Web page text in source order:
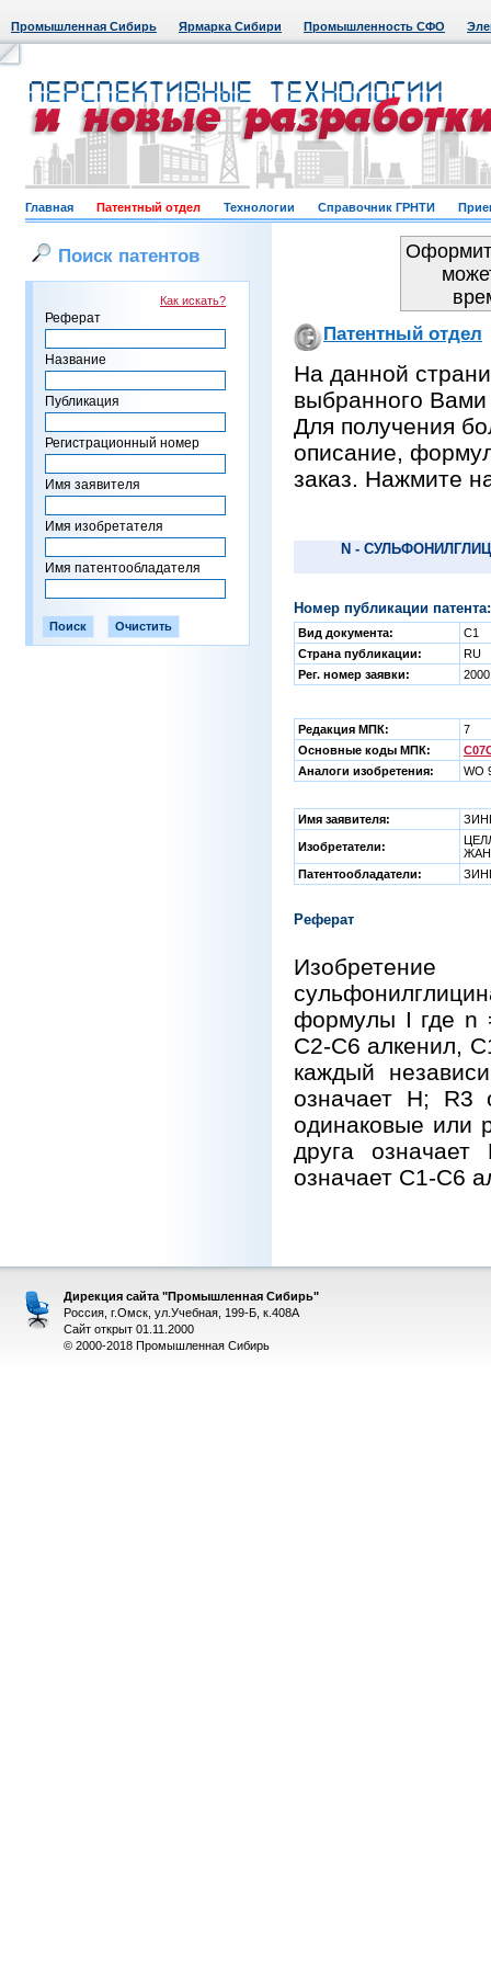
Промышленная Сибирь Ярмарка Сибири Промышленность СФО
Главная Патентный отдел Технологии Справочник ГРНТИ
Поиск патентов
Как искать?
Реферат
Название
Публикация
Регистрационный номер
Имя заявителя
Имя изобретателя
Имя патентообладателя
Патентный отдел
На данной
выбранного Вами
Для получения
описание,
заказ. Нажмите
N -
Номер публикации
Вид документа:
C1
Страна публикации:
RU
Рег. номер заявки:
Редакция МПК:
7
Основные коды МПК:
Аналоги изобретения:
WO
Имя заявителя:
Изобретатели:
Патентообладатели:
Реферат
формулы I где n
С2-С6 алкенил,
каждый
означает Н; R3
одинаковые или
друга
означает C1-С6
Дирекция сайта "Промышленная Сибирь"
Россия, г.Омск, ул.Учебная, 199-Б, к.408А
Сайт открыт 01.11.2000
© 2000-2018 Промышленная Сибирь